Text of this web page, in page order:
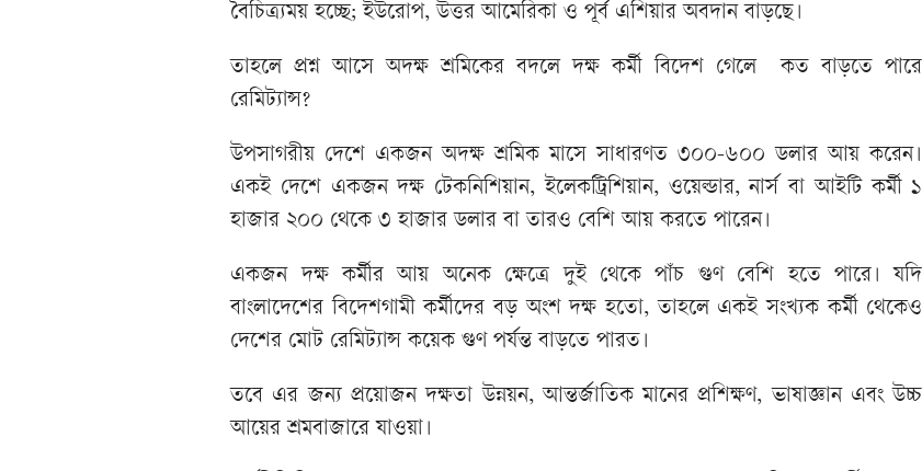
বৈচিত্র্যময় হচ্ছে; ইউরোপ, উত্তর আমেরিকা ও পূর্ব এশিয়ার অবদান বাড়ছে।
তাহলে প্রশ্ন আসে অদক্ষ শ্রমিকের বদলে দক্ষ কর্মী বিদেশ গেলে কত বাড়তে পারে
রেমিট্যান্স?
উপসাগরীয় দেশে একজন অদক্ষ শ্রমিক মাসে সাধারণত ৩০০-৬০০ ডলার আয় করেন।
একই দেশে একজন দক্ষ টেকনিশিয়ান, ইলেকট্রিশিয়ান, ওয়েল্ডার, নার্স বা আইটি কর্মী ১
হাজার ২০০ থেকে ৩ হাজার ডলার বা তারও বেশি আয় করতে পারেন।
একজন দক্ষ কর্মীর আয় অনেক ক্ষেত্রে দুই থেকে পাঁচ গুণ বেশি হতে পারে। যদি
বাংলাদেশের বিদেশগামী কর্মীদের বড় অংশ দক্ষ হতো, তাহলে একই সংখ্যক কর্মী থেকেও
দেশের মোট রেমিট্যান্স কয়েক গুণ পর্যন্ত বাড়তে পারত।
তবে এর জন্য প্রয়োজন দক্ষতা উন্নয়ন, আন্তর্জাতিক মানের প্রশিক্ষণ, ভাষাজ্ঞান এবং উচ্চ
আয়ের শ্রমবাজারে যাওয়া।